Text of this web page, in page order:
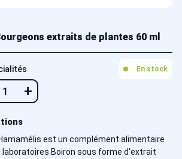
extraits de plantes 60 ml
En stock
+
est un complément alimentaire
laboratoires Boiron sous forme d'extrait